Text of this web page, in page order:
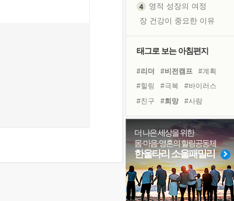
영적 성장의 여정
장 건강이 중요한 이유
흙이 된 몸으로 출근하는 여자
꿈이 실제가 되는 것
'말 타는 법'을 먼저
졸업식 사진을 보며
극심한 변비, 어깨결림, 수면 장애
아픈 아버지를 위한 공간 설계
보고 싶은 어머니
태그로 보는 아침편지
#리더 #비전캠프
#계획
#힐링
#극복
#바이러스
#친구
#희망
#사람
#독서캠프
#건강
#도움
#아이들
#선택
#다짐
#위기
#명상
#독서
#면역력
#삶
#경험
#나눔
더 나은 세상을 위한
몸·마음·영혼의 힐링공동체
한울타리 소울패밀리